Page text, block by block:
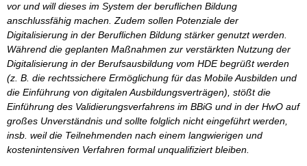
vor und will dieses im System der beruflichen Bildung
anschlussfähig machen. Zudem sollen Potenziale der
Digitalisierung in der Beruflichen Bildung stärker genutzt werden.
Während die geplanten Maßnahmen zur verstärkten Nutzung der
Digitalisierung in der Berufsausbildung vom HDE begrüßt werden
(z. B. die rechtssichere Ermöglichung für das Mobile Ausbilden und
die Einführung von digitalen Ausbildungsverträgen), stößt die
Einführung des Validierungsverfahrens im BBiG und in der HwO auf
großes Unverständnis und sollte folglich nicht eingeführt werden,
insb. weil die Teilnehmenden nach einem langwierigen und
kostenintensiven Verfahren formal unqualifiziert bleiben.